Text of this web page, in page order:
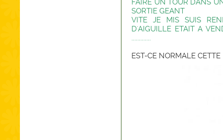
FAIRE UN TOUR DANS
SORTIE GEANT
VITE JE MIS SUIS
D'AIGUILLE ETAIT A
.............
EST-CE NORMALE